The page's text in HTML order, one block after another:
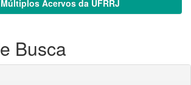
Acervos da UFRRJ
Busca